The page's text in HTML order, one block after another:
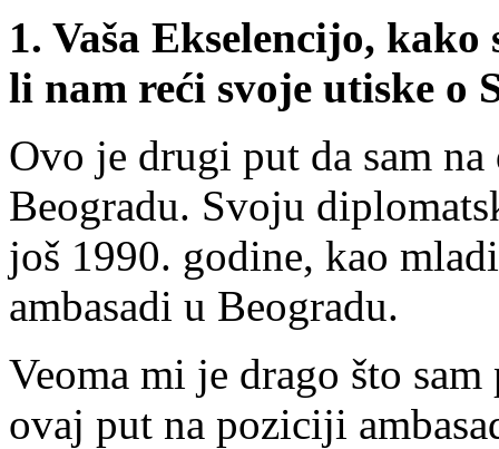
1. Vaša Ekselencijo, kako
li nam reći svoje utiske o
Ovo je drugi put da sam
Beogradu. Svoju
još 1990. godine, kao
ambasadi u Beogradu.
Veoma mi je drago što
ovaj put na poziciji